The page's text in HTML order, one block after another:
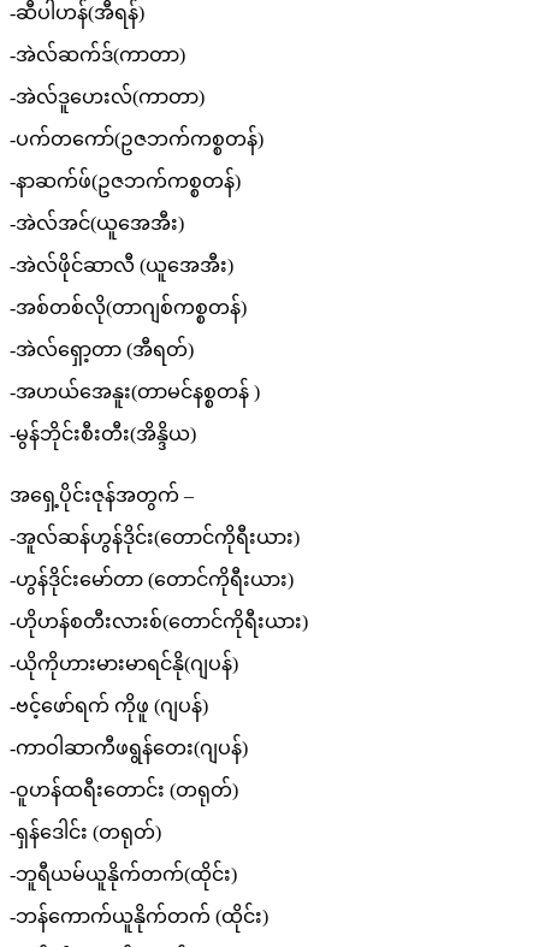
-ဆီပါဟန်(အီရန်)
-အဲလ်ဆက်ဒ်(ကာတာ)
-အဲလ်ဒူဟေးလ်(ကာတာ)
-ပက်တကော်(ဥဇဘက်ကစ္စတန်)
-နာဆက်ဖ်(ဥဇဘက်ကစ္စတန်)
-အဲလ်အင်(ယူအေအီး)
-အဲလ်ဖိုင်ဆာလီ (ယူအေအီး)
-အစ်တစ်လို(တာဂျစ်ကစ္စတန်)
-အဲလ်ရှော့တာ (အီရတ်)
-အဟယ်အေနူး(တာမင်နစ္စတန် )
-မွန်ဘိုင်းစီးတီး(အိန္ဒိယ)
အရှေ့ပိုင်းဇုန်အတွက် –
-အူလ်ဆန်ဟွန်ဒိုင်း(တောင်ကိုရီးယား)
-ဟွန်ဒိုင်းမော်တာ (တောင်ကိုရီးယား)
-ဟိုဟန်စတီးလားစ်(တောင်ကိုရီးယား)
-ယိုကိုဟားမားမာရင်နို(ဂျပန်)
-ဗင့်ဖော်ရက် ကိုဖူ (ဂျပန်)
-ကာဝါဆာကီဖရွန်တေး(ဂျပန်)
-ဝူဟန်ထရီးတောင်း (တရုတ်)
-ရှန်ဒေါင်း (တရုတ်)
-ဘူရီယမ်ယူနိုက်တက်(ထိုင်း)
-ဘန်ကောက်ယူနိုက်တက် (ထိုင်း)